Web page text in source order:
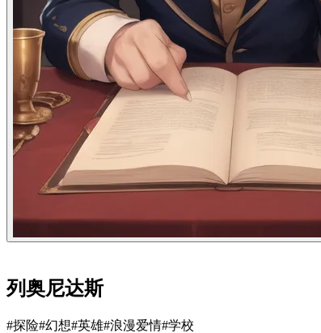
列奥尼达斯
#探险#幻想#英雄#浪漫爱情#学校